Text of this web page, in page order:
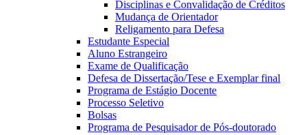
Disciplinas e Convalidação de Créditos
Mudança de Orientador
Religamento para Defesa
Estudante Especial
Aluno Estrangeiro
Exame de Qualificação
Defesa de Dissertação/Tese e Exemplar final
Programa de Estágio Docente
Processo Seletivo
Bolsas
Programa de Pesquisador de Pós-doutorado